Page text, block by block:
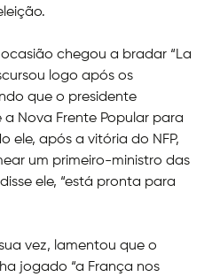
chegou a bradar “La
logo após os
que o presidente
Nova Frente Popular para
ele, após a vitória do NFP,
um primeiro-ministro das
ele, “está pronta para
vez, lamentou que o
jogado “a França nos